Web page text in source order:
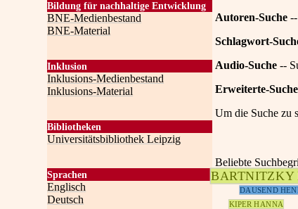
Bildung für nachhaltige Entwicklung
BNE-Medienbestand
BNE-Material
Inklusion
Inklusions-Medienbestand
Inklusions-Material
Bibliotheken
Universitätsbibliothek Leipzig
Sprachen
Englisch
Deutsch
Autoren-Suche--
Schlagwort-
Audio-Suche--
Erweiterte-Suche
Um die Suche zu
Beliebte
BARTNITZKY
DAUSEND
KIPER HANNA